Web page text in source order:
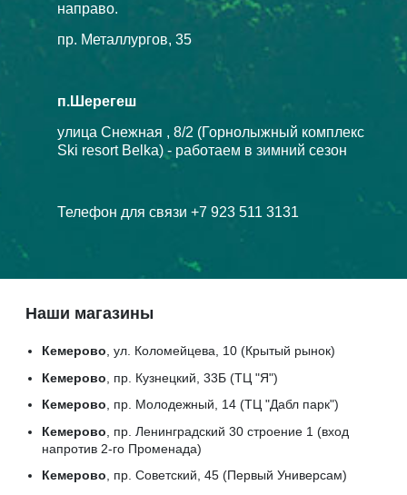
Наши магазины
Кемерово, ул. Коломейцева, 10 (Крытый рынок)
Кемерово , пр. Кузнецкий, 33Б (ТЦ "Я")
Кемерово, пр. Молодежный, 14 (ТЦ "Дабл парк")
Кемерово , пр. Ленинградский 30 строение 1 (вход
напротив 2-го Променада)
Кемерово, пр. Советский, 45 (Первый Универсам)
направо.
пр. Металлургов, 35
п.Шерегеш
улица Снежная , 8/2 (Горнолыжный комплекс
Ski resort Belka) - работаем в зимний сезон
Телефон для связи +7 923 511 3131